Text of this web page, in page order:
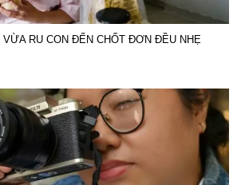
VỪA RU CON ĐẾN CHỐT ĐƠN ĐỀU NHẸ